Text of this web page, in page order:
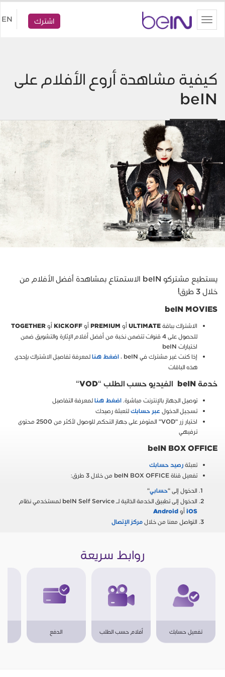
Toggle
navigation
اشترك EN
كيفية مشاهدة أروع الأفلام على
beIN
يستطيع مشتركو beIN الاستمتاع بمشاهدة أفضل الأفلام من
خلال 3 طرق!
beIN MOVIES
الاشتراك بباقةULTIMATEأو PREMIUMأوKICKOFFأوTOGETHER
للحصول على 4 قنوات تتضمن نخبة من أفضل أفلام الإثارة والتشويق ضمن
اختيارات beIN
إذا كنت غير مشترك في beIN ،
اضغط هنالمعرفة تفاصيل الاشتراك بإحدى
هذه الباقات
خدمةbeIN الفيديو حسب الطلب “VOD
“
توصيل الجهاز بالإنترنت مباشرة.اضغط هنالمعرفة التفاصيل
تسجيل الدخولعبر حسابكلتعبئة رصيدك
اختيار زر “VOD” المتوفر على جهاز التحكم للوصول لأكثر من 2500 محتوى
ترفيهي
beIN BOX OFFICE
تعبئةرصيد حسابك
تفعيل قناة beIN BOX OFFICE من خلال 3 طرق:
الدخول إلى “حسابي“
الدخول إلى تطبيق الخدمة الذاتية لـ beIN Self Service لمستخدمي نظام
iOSأوAndroid
التواصل معنا من خلالمركز الإتصال
روابط سريعة
تفعيل حسابك أفلام حسب الطلب الدفع